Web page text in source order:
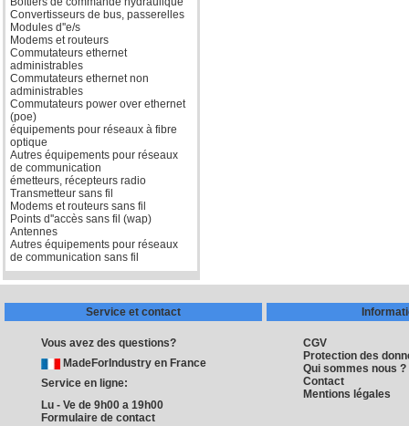
Convertisseurs de bus, passerelles
Modules d''e/s
Modems et routeurs
Commutateurs ethernet
administrables
Commutateurs ethernet non
administrables
Commutateurs power over ethernet
(poe)
équipements pour réseaux à fibre
optique
Autres équipements pour réseaux
de communication
émetteurs, récepteurs radio
Transmetteur sans fil
Modems et routeurs sans fil
Points d''accès sans fil (wap)
Antennes
Autres équipements pour réseaux
de communication sans fil
Service et contact
Vous avez des questions?
MadeForIndustry en France
Service en ligne:
Lu - Ve de 9h00 a 19h00
Formulaire de contact
CGV
Protection des
Qui sommes nous ?
Contact
Mentions légales